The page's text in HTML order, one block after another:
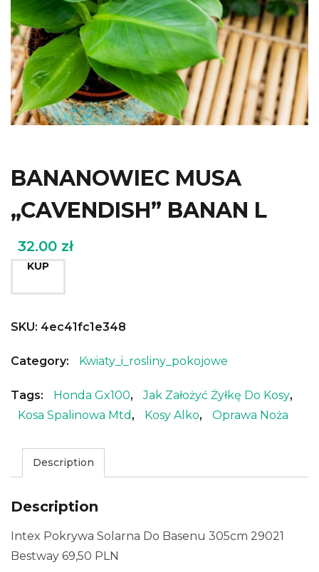
BANANOWIEC MUSA
„CAVENDISH” BANAN L
32.00 zł
KUP
SKU: 4ec41fc1e348
Category: Kwiaty_i_rosliny_pokojowe
Tags: Honda Gx100, Jak Założyć Żyłkę Do Kosy,
Kosa Spalinowa Mtd , Kosy Alko, Oprawa Noża
Description
Description
Intex Pokrywa Solarna Do Basenu 305cm 29021
Bestway 69,50 PLN